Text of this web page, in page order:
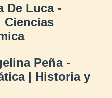
De Luca -
Ciencias
Peña -
| Historia y